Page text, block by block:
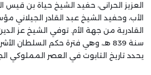
العزيز الحرانى، حفيد الشيخ حياة بن قيس
الأب، وحفيد الشيخ عبد القادر الجيلاني
القادرية من جهة الأم. توفي الشيخ عز
سنة 839 هـ، وهي فترة حكم السلطان
يحدد تاريخ التابوت في العصر المملوكي